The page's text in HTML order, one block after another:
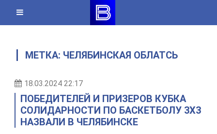
content
МЕТКА: ЧЕЛЯБИНСКАЯ ОБЛАТСЬ
18.03.2024 22:17
ПОБЕДИТЕЛЕЙ И ПРИЗЕРОВ КУБКА
СОЛИДАРНОСТИ ПО БАСКЕТБОЛУ 3Х3
НАЗВАЛИ В ЧЕЛЯБИНСКЕ